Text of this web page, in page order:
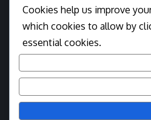
Cookies help us improve
which cookies to allow by
essential cookies.